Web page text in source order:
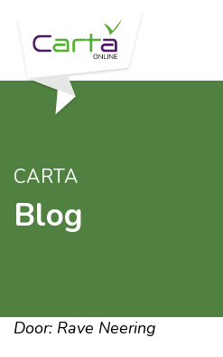
CARTA
Blog
Door: Rave Neering